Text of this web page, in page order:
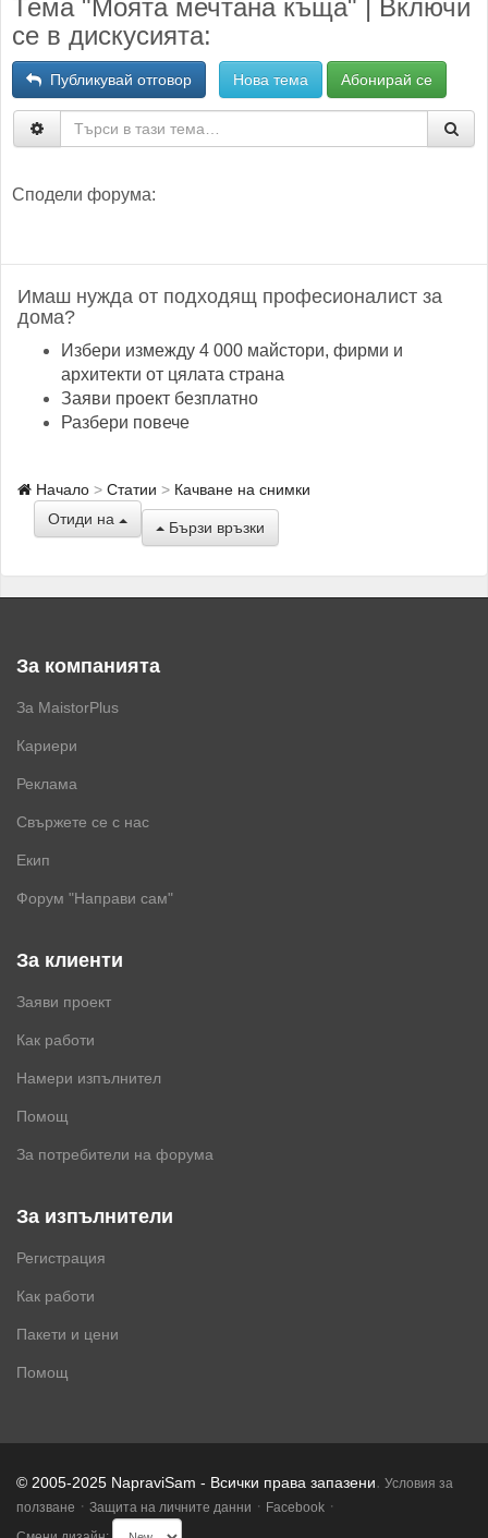
Тема "Моята мечтана къща" | Включи
се в дискусията:
Публикувай отговор Нова тема Абонирай се
Сподели форума:
Имаш нужда от подходящ професионалист за
дома?
Избери измежду 4 000 майстори, фирми и
архитекти от цялата страна
Заяви проект безплатно
Разбери повече
Начало Статии
Качване на снимки
Отиди на
Бързи връзки
За компанията
За MaistorPlus
Кариери
Реклама
Свържете се с нас
Екип
Форум "Направи сам"
За клиенти
Заяви проект
Как работи
Намери изпълнител
Помощ
За потребители на форума
За изпълнители
Регистрация
Как работи
Пакети и цени
Помощ
© 2005-2025 NapraviSam - Всички права запазени. Условия за
ползване · Защита на личните данни · Facebook ·